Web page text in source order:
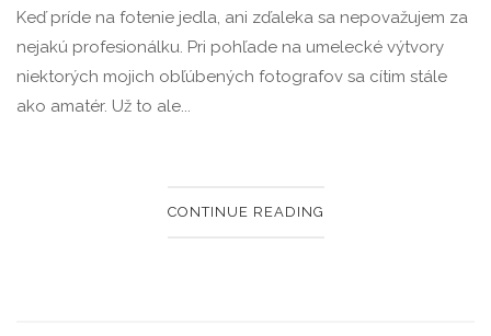
Keď príde na fotenie jedla, ani zďaleka sa nepovažujem za
nejakú profesionálku. Pri pohľade na umelecké výtvory
niektorých mojich obľúbených fotografov sa cítim stále
ako amatér. Už to ale...
CONTINUE READING